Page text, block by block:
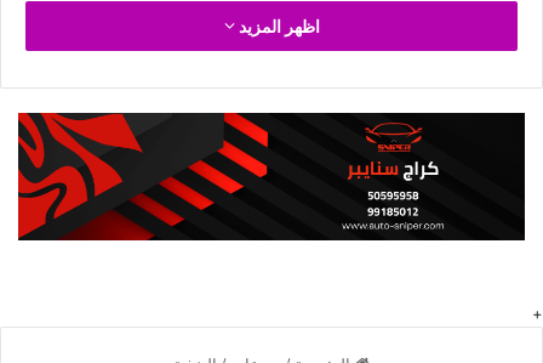
الاستمرارية أهم من الكمال. لا تنتظر
الظروف المثالية، ابدأ بما لديك، وطور
نفسك تدريجياً.
لماذا يعمل الكيتو والصيام المتقطع
اظهر المزيد